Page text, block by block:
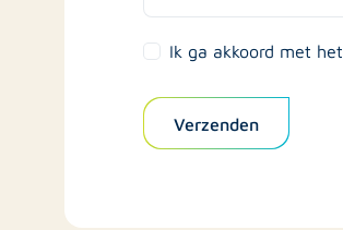
Ik ga akkoord met het
Verzenden